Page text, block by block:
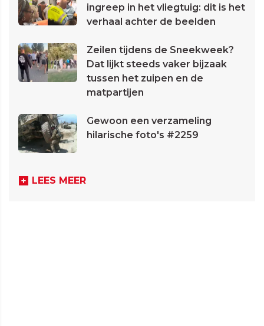
ingreep in het vliegtuig: dit is het
verhaal achter de beelden
Zeilen tijdens de Sneekweek?
Dat lijkt steeds vaker bijzaak
tussen het zuipen en de
matpartijen
Gewoon een verzameling
hilarische foto's #2259
LEES MEER